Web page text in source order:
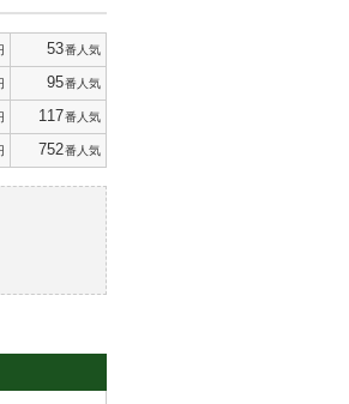
53番人気
95番人気
117番人気
752番人気